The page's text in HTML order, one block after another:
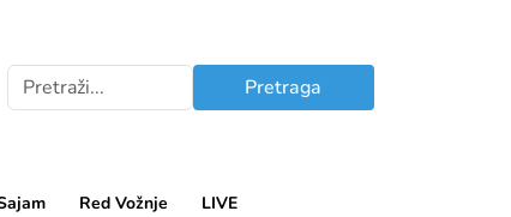
Pretraga
Red Vožnje LIVE